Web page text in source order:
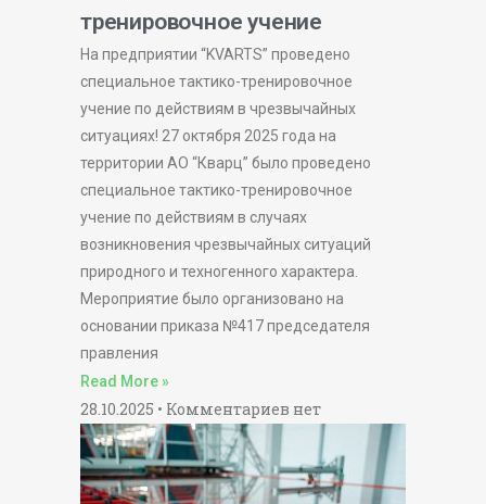
тренировочное учение
На предприятии “KVARTS” проведено
специальное тактико-тренировочное
учение по действиям в чрезвычайных
ситуациях! 27 октября 2025 года на
территории АО “Кварц” было проведено
специальное тактико-тренировочное
учение по действиям в случаях
возникновения чрезвычайных ситуаций
природного и техногенного характера.
Мероприятие было организовано на
основании приказа №417 председателя
правления
Read More »
28.10.2025 Комментариев нет